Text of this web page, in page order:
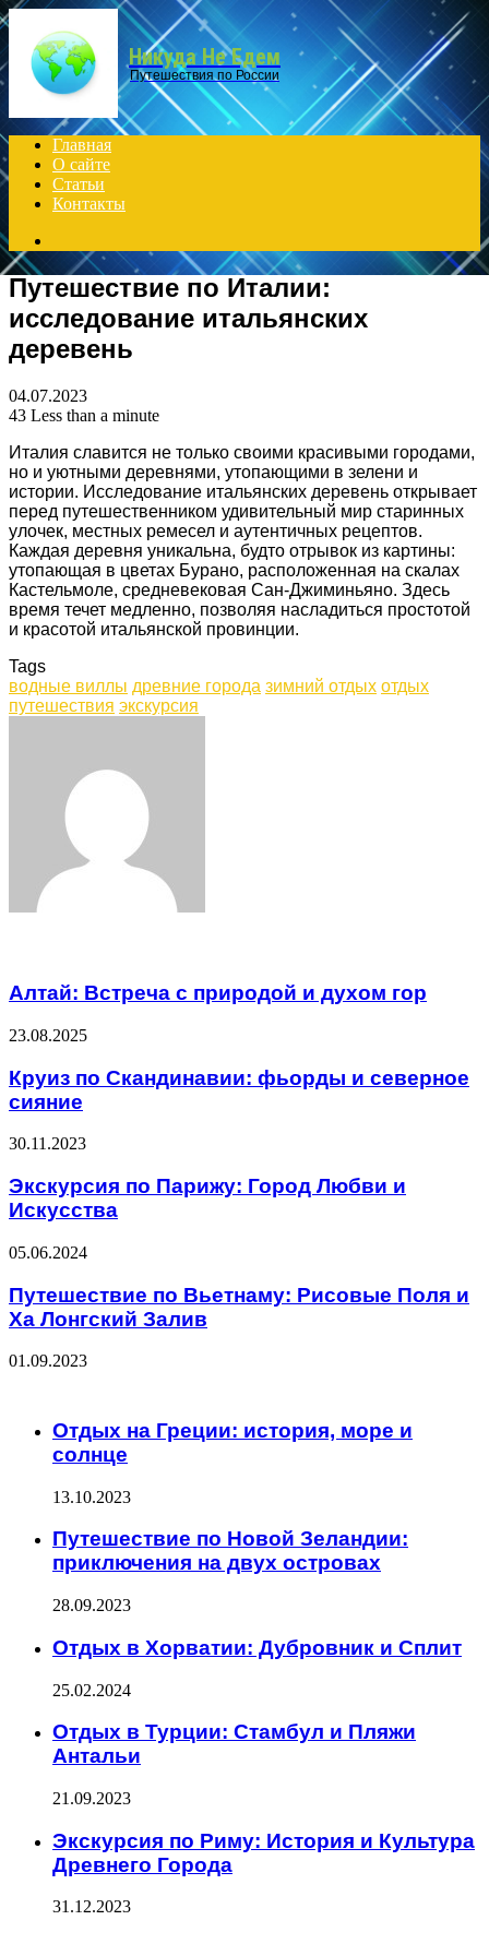
Menu
Никуда Не Едем
Путешествия по России
Главная
О сайте
Статьи
Контакты
Путешествие по Италии:
исследование итальянских
деревень
04.07.2023
43 Less than a minute
Италия славится не только своими красивыми городами,
но и уютными деревнями, утопающими в зелени и
истории. Исследование итальянских деревень открывает
перед путешественником удивительный мир старинных
улочек, местных ремесел и аутентичных рецептов.
Каждая деревня уникальна, будто отрывок из картины:
утопающая в цветах Бурано, расположенная на скалах
Кастельмоле, средневековая Сан-Джиминьяно. Здесь
время течет медленно, позволяя насладиться простотой
и красотой итальянской провинции.
Tags
водные виллы древние города зимний отдых отдых
путешествия экскурсия
Алтай: Встреча с природой и духом гор
23.08.2025
Круиз по Скандинавии: фьорды и северное
сияние
30.11.2023
Экскурсия по Парижу: Город Любви и
Искусства
05.06.2024
Путешествие по Вьетнаму: Рисовые Поля и
Ха Лонгский Залив
01.09.2023
Отдых на Греции: история, море и
солнце
13.10.2023
Путешествие по Новой Зеландии:
приключения на двух островах
28.09.2023
Отдых в Хорватии: Дубровник и Сплит
25.02.2024
Отдых в Турции: Стамбул и Пляжи
Антальи
21.09.2023
Экскурсия по Риму: История и Культура
Древнего Города
31.12.2023